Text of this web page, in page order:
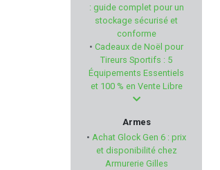
MEOPTA
COPPERBEAR
DO ALL OUTDOORS
HECKLER & KOCH
: guide complet pour un
stockage sécurisé et
conforme
• Cadeaux de Noël pour
Tireurs Sportifs : 5
Équipements Essentiels
et 100 % en Vente Libre
Armes
• Achat Glock Gen 6 : prix
et disponibilité chez
Armurerie Gilles